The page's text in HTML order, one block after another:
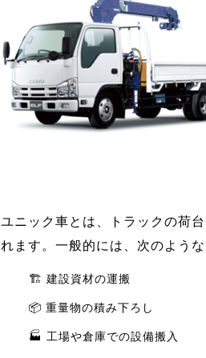
ユニック車とは、トラックの荷
れます。一般的には、次のよう
🏗️ 建設資材の運搬
📦 重量物の積み下ろし
🏭 工場や倉庫での設備搬入